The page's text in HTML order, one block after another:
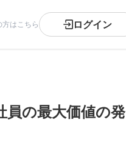
はこちら ログイン
員の最大価値の発